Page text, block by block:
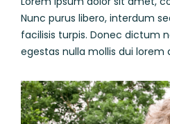
Nunc purus libero, interdum
facilisis turpis. Donec dictum
egestas nulla mollis dui lorem